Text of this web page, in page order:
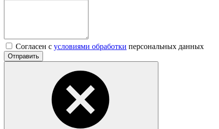
Согласен с условиями обработки персональных данных
Отправить